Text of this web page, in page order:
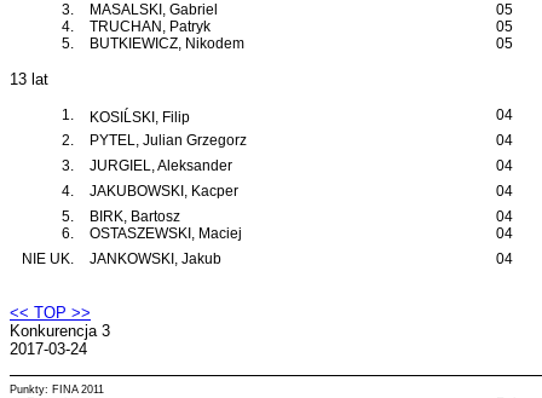
3.
MASALSKI, Gabriel
05
4.
TRUCHAN, Patryk
05
5.
BUTKIEWICZ, Nikodem 05
13 lat
1. KOSIĹSKI, Filip
04
2.
PYTEL, Julian Grzegorz
04
3.
JURGIEL, Aleksander
04
4.
JAKUBOWSKI, Kacper
04
5.
BIRK, Bartosz
04
6.
OSTASZEWSKI, Maciej
04
NIE UK.
JANKOWSKI, Jakub 04
<< TOP >>
Konkurencja 3
2017-03-24
Punkty: FINA 2011